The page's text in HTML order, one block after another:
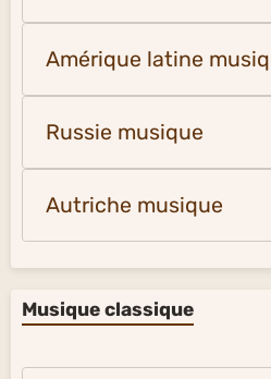
Amérique latine
Russie musique
Autriche musique
Musique classique